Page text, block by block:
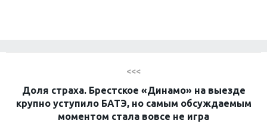
<<<
Доля страха. Брестское «Динамо» на выезде
крупно уступило БАТЭ, но самым обсуждаемым
моментом стала вовсе не игра